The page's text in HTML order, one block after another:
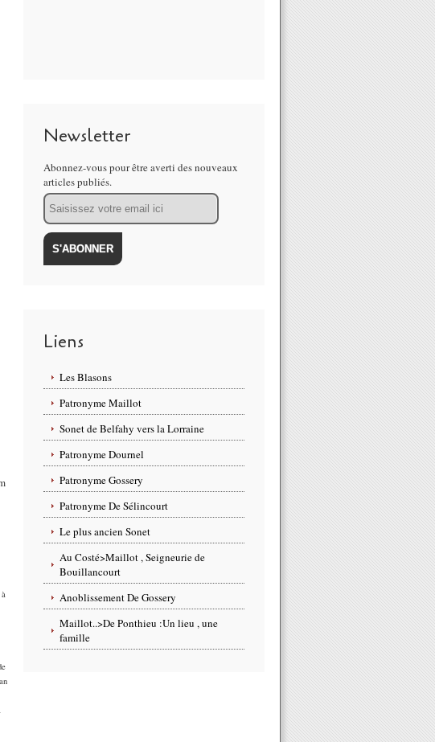
Newsletter
Abonnez-vous pour être averti des nouveaux
articles publiés.
Email
Liens
Les Blasons
Patronyme Maillot
Sonet de Belfahy vers la Lorraine
Patronyme Dournel
Patronyme Gossery
Patronyme De Sélincourt
Le plus ancien Sonet
Au Costé>Maillot , Seigneurie de
Bouillancourt
Anoblissement De Gossery
Maillot..>De Ponthieu :Un lieu , une
famille